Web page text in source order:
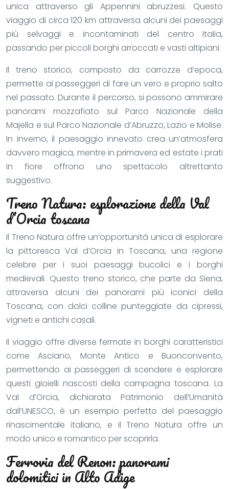
unica attraverso gli Appennini abruzzesi. Questo
viaggio di circa 120 km attraversa alcuni dei paesaggi
più selvaggi e incontaminati del centro Italia,
passando per piccoli borghi arroccati e vasti altipiani.
Il treno storico, composto da carrozze d’epoca,
permette ai passeggeri di fare un vero e proprio salto
nel passato. Durante il percorso, si possono ammirare
panorami mozzafiato sul Parco Nazionale della
Majella e sul Parco Nazionale d’Abruzzo, Lazio e Molise.
In inverno, il paesaggio innevato crea un’atmosfera
davvero magica, mentre in primavera ed estate i prati
in fiore offrono uno spettacolo altrettanto
suggestivo.
Treno Natura: esplorazione della Val
d’Orcia toscana
Il Treno Natura offre un’opportunità unica di esplorare
la pittoresca Val d’Orcia in Toscana, una regione
celebre per i suoi paesaggi bucolici e i borghi
medievali. Questo treno storico, che parte da Siena,
attraversa alcuni dei panorami più iconici della
Toscana, con dolci colline punteggiate da cipressi,
vigneti e antichi casali.
Il viaggio offre diverse fermate in borghi caratteristici
come Asciano, Monte Antico e Buonconvento,
permettendo ai passeggeri di scendere e esplorare
questi gioielli nascosti della campagna toscana. La
Val d’Orcia, dichiarata Patrimonio dell’Umanità
dall’UNESCO, è un esempio perfetto del paesaggio
rinascimentale italiano, e il Treno Natura offre un
modo unico e romantico per scoprirla.
Ferrovia del Renon: panorami
dolomitici in Alto Adige